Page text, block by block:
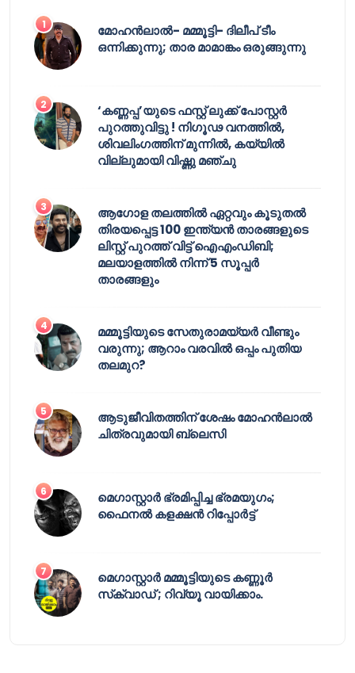
മോഹൻലാൽ- മമ്മൂട്ടി- ദിലീപ് ടീം
ഒന്നിക്കുന്നു; താര മാമാങ്കം ഒരുങ്ങുന്നു
‘കണ്ണപ്പ’യുടെ ഫസ്റ്റ് ലുക്ക് പോസ്റ്റർ
പുറത്തുവിട്ടു ! നിഗൂഢ വനത്തിൽ,
ശിവലിംഗത്തിന് മുന്നിൽ, കയ്യിൽ
വില്ലുമായി വിഷ്ണു മഞ്ചു
ആഗോള തലത്തിൽ ഏറ്റവും കൂടുതൽ
തിരയപ്പെട്ട 100 ഇന്ത്യൻ താരങ്ങളുടെ
ലിസ്റ്റ് പുറത്ത് വിട്ട് ഐഎംഡിബി;
മലയാളത്തിൽ നിന്ന് 5 സൂപ്പർ
താരങ്ങളും
മമ്മൂട്ടിയുടെ സേതുരാമയ്യർ വീണ്ടും
വരുന്നു; ആറാം വരവിൽ ഒപ്പം പുതിയ
തലമുറ?
ആടുജീവിതത്തിന് ശേഷം മോഹൻലാൽ
ചിത്രവുമായി ബ്ലെസി
മെഗാസ്റ്റാർ ഭ്രമിപ്പിച്ച ഭ്രമയുഗം;
ഫൈനൽ കളക്ഷൻ റിപ്പോർട്ട്
മെഗാസ്റ്റാർ മമ്മൂട്ടിയുടെ കണ്ണൂർ
സ്‌ക്വാഡ് ; റിവ്യൂ വായിക്കാം.